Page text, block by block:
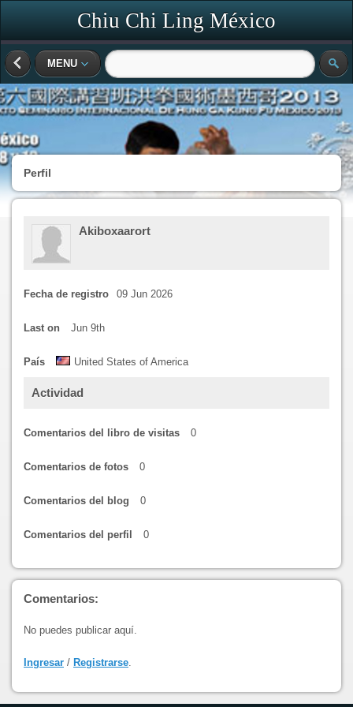
Chiu Chi Ling México
MENU
Perfil
Akiboxaarort
Fecha de registro 09 Jun 2026
Last on Jun 9th
País United States of America
Actividad
Comentarios del libro de visitas 0
Comentarios de fotos 0
Comentarios del blog 0
Comentarios del perfil 0
Comentarios:
No puedes publicar aquí.
Ingresar / Registrarse.